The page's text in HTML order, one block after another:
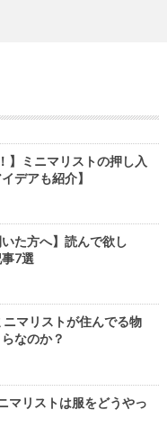
】ミニマリストの押し入
デアも紹介】
いた方へ】読んで欲し
7選
ニマリストが住んでる物
なのか？
マリストは服をどうやっ